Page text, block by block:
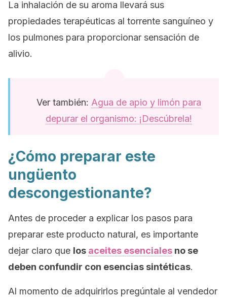
La inhalación de su aroma llevará sus
propiedades terapéuticas al torrente sanguíneo y
los pulmones para proporcionar sensación de
alivio.
Ver también: Agua de apio y limón para
depurar el organismo: ¡Descúbrela!
¿Cómo preparar este
ungüento
descongestionante?
Antes de proceder a explicar los pasos para
preparar este producto natural, es importante
dejar claro que los aceites esenciales no se
deben confundir con esencias sintéticas.
Al momento de adquirirlos pregúntale al vendedor